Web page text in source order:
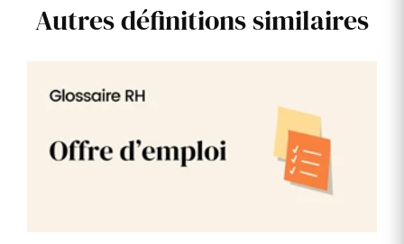
Autres définitions similaires